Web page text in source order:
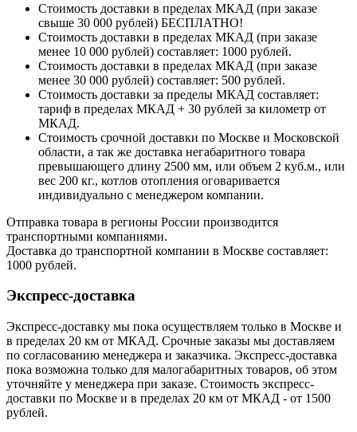
Стоимость доставки в пределах МКАД (при заказе
свыше 30 000 рублей) БЕСПЛАТНО!
Стоимость доставки в пределах МКАД (при заказе
менее 10 000 рублей) составляет: 1000 рублей.
Стоимость доставки в пределах МКАД (при заказе
менее 30 000 рублей) составляет: 500 рублей.
Стоимость доставки за пределы МКАД составляет:
тариф в пределах МКАД + 30 рублей за километр от
МКАД.
Стоимость срочной доставки по Москве и Московской
области, а так же доставка негабаритного товара
превышающего длину 2500 мм, или объем 2 куб.м., или
вес 200 кг., котлов отопления оговаривается
индивидуально с менеджером компании.
Отправка товара в регионы России производится
транспортными компаниями.
Доставка до транспортной компании в Москве составляет:
1000 рублей.
Экспресс-доставка
Экспресс-доставку мы пока осуществляем только в Москве и
в пределах 20 км от МКАД. Срочные заказы мы доставляем
по согласованию менеджера и заказчика. Экспресс-доставка
пока возможна только для малогабаритных товаров, об этом
уточняйте у менеджера при заказе. Стоимость экспресс-
доставки по Москве и в пределах 20 км от МКАД - от 1500
рублей.